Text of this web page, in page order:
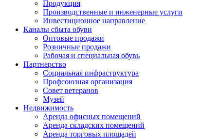
Продукция
Производственные и инженерные услуги
Инвестиционное направление
Каналы сбыта обуви
Оптовые продажи
Розничные продажи
Рабочая и специальная обувь
Партнерство
Социальная инфраструктура
Профсоюзная организация
Совет ветеранов
Музей
Недвижимость
Аренда офисных помещений
Аренда складских помещений
Аренда торговых площадей